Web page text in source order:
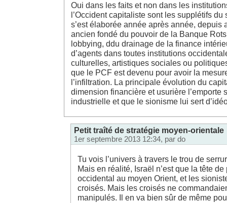
Oui dans les faits et non dans les
l’Occident capitaliste sont les supplétifs
s’est élaborée année après année, depuis
ancien fondé du pouvoir de la Banque
lobbying, ddu drainage de la finance
d’agents dans toutes institutions
culturelles, artistiques sociales ou
que le PCF est devenu pour avoir la
l’infiltration. La principale évolution du
dimension financière et usurière l’emporte
industrielle et que le sionisme lui sert
Petit traîté de stratégie moyen-orientale
1er septembre 2013 12:34, par do
Tu vois l’univers à travers le trou de
Mais en réalité, Israël n’est que la tête
occidental au moyen Orient, et les
croisés. Mais les croisés ne
manipulés. Il en va bien sûr de même